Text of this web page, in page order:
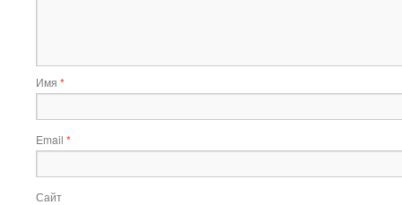
Имя *
Email *
Сайт